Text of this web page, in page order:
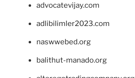
advocatevijay.com
adlibilimler2023.com
naswwebed.org
balithut-manado.org